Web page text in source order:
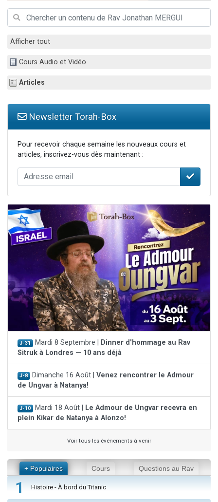
Il reste 49 places pour étudier en groupe sur Zoom
12 nouvelles musiques dans Torah-Box Music
Afficher tout
Cours Audio et Vidéo
Articles
Newsletter Torah-Box
Pour recevoir chaque semaine les nouveaux cours et
articles, inscrivez-vous dès maintenant :
J-31 Mardi 8 Septembre |
Dinner d'hommage au Rav
Sitruk à Londres — 10 ans déjà
J-8 Dimanche 16 Août | Venez rencontrer le Admour
de Ungvar à Natanya!
J-10 Mardi 18 Août |
Le Admour de Ungvar recevra en
plein Kikar de Natanya à Alonzo!
Voir tous les événements à venir
+ Populaires Cours Questions au Rav
1 Histoire - À bord du Titanic